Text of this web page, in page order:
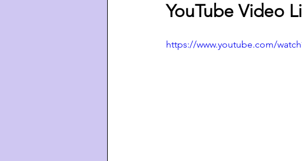
YouTube Video
https://www.youtube.com/